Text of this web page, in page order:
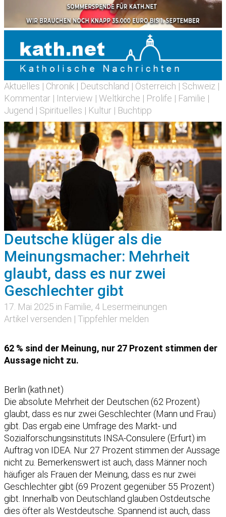
Aktuelles | Chronik | Deutschland | Österreich | Schweiz |
Kommentar | Interview | Weltkirche | Prolife | Familie |
Jugend | Spirituelles | Kultur | Buchtipp
Deutsche klüger als die
Meinungsmacher: Mehrheit
glaubt, dass es nur zwei
Geschlechter gibt
17. Mai 2025 in Familie, 4 Lesermeinungen
Artikel versenden | Tippfehler melden
62 % sind der Meinung, nur 27 Prozent stimmen der
Aussage nicht zu.
Berlin (kath.net)
Die absolute Mehrheit der Deutschen (62 Prozent)
glaubt, dass es nur zwei Geschlechter (Mann und Frau)
gibt. Das ergab eine Umfrage des Markt- und
Sozialforschungsinstituts INSA-Consulere (Erfurt) im
Auftrag von IDEA. Nur 27 Prozent stimmen der Aussage
nicht zu. Bemerkenswert ist auch, dass Männer noch
häufiger als Frauen der Meinung, dass es nur zwei
Geschlechter gibt (69 Prozent gegenüber 55 Prozent)
gibt. Innerhalb von Deutschland glauben Ostdeutsche
dies öfter als Westdeutsche. Spannend ist auch, dass